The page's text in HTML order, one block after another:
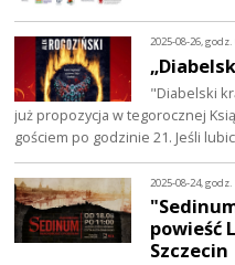
2025-08-26, godz.
"Diabelski
już propozycja w tegorocznej
gościem po godzinie 21. Jeśli
2025-08-24, godz.
powieść
Szczecin